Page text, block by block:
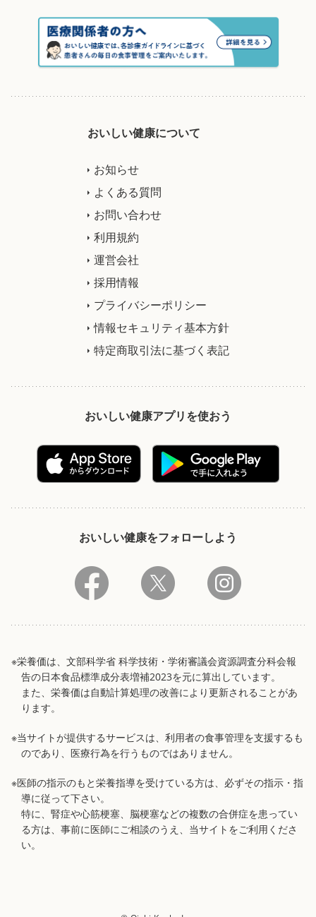
おいしい健康について
お知らせ
よくある質問
お問い合わせ
利用規約
運営会社
採用情報
プライバシーポリシー
情報セキュリティ基本方針
特定商取引法に基づく表記
おいしい健康アプリを使おう
おいしい健康をフォローしよう
※栄養価は、文部科学省 科学技術・学術審議会資源調査分科会報
告の日本食品標準成分表増補2023を元に算出しています。
また、栄養価は自動計算処理の改善により更新されることがあ
ります。
※当サイトが提供するサービスは、利用者の食事管理を支援するも
のであり、医療行為を行うものではありません。
※医師の指示のもと栄養指導を受けている方は、必ずその指示・指
導に従って下さい。
特に、腎症や心筋梗塞、脳梗塞などの複数の合併症を患ってい
る方は、事前に医師にご相談のうえ、当サイトをご利用くださ
い。